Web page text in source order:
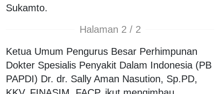
Sukamto.
Halaman 2 / 2
Ketua Umum Pengurus Besar Perhimpunan
Dokter Spesialis Penyakit Dalam Indonesia (PB
PAPDI) Dr. dr. Sally Aman Nasution, Sp.PD,